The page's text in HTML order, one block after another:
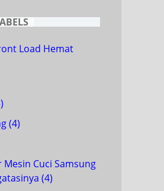
Load Hemat
(4)
Cuci Samsung
(4)